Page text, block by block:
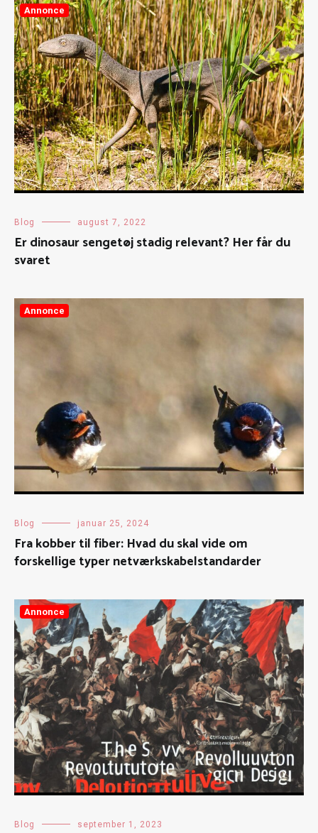
Annonce
Blog august 7, 2022
Er dinosaur sengetøj stadig relevant? Her får du
svaret
Annonce
Blog januar 25, 2024
Fra kobber til fiber: Hvad du skal vide om
forskellige typer netværkskabelstandarder
Annonce
Blog september 1, 2023